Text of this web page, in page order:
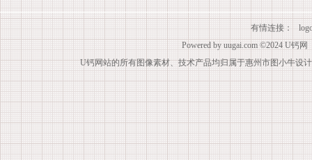
有情连接：
Powered by uugai.com ©2024 U钙网
U钙网站的所有图像素材、技术产品均归属于惠州市图小牛设